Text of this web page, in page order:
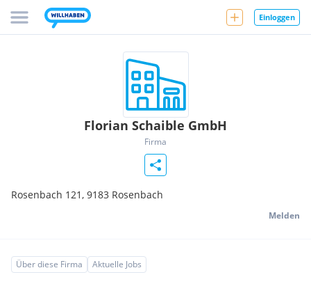
Einloggen
Florian Schaible GmbH
Firma
Rosenbach 121, 9183 Rosenbach
Melden
Über diese Firma Aktuelle Jobs